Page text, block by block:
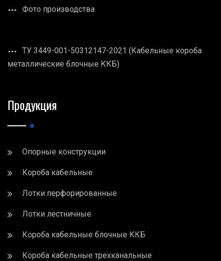
Фото производства
ТУ 3449-001-50312147-2021 (Кабельные короба
металлические блочные ККБ)
Продукция
Опорные конструкции
Короба кабельные
Лотки перфорированные
Лотки лестничные
Короба кабельные блочные ККБ
Короба кабельные трехканальные